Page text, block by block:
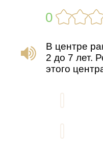
В центре
2 до 7 лет.
этого
0